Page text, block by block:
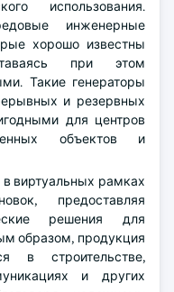
использования.
инженерные
хорошо известны
при этом
Такие генераторы
и резервных
для центров
объектов и
в виртуальных рамках
предоставляя
решения для
образом, продукция
в строительстве,
и других